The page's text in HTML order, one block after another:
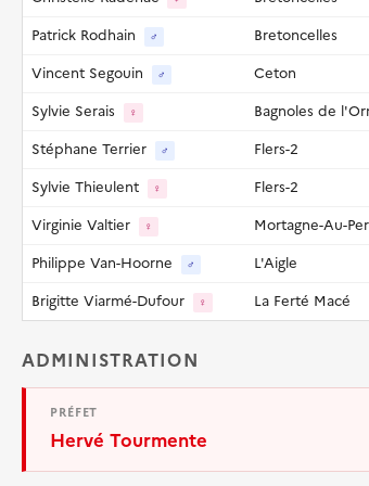
Patrick Rodhain
♂ Bretoncelles
Vincent Segouin
♂ Ceton
Sylvie Serais
♀ Bagnoles de
Stéphane Terrier
♂ Flers-2
Sylvie Thieulent
♀ Flers-2
Virginie Valtier
♀ Mortagne-Au-
Philippe Van-Hoorne
♂ L'Aigle
Brigitte Viarmé-Dufour
♀ La Ferté Macé
ADMINISTRATION
PRÉFET
Hervé Tourmente